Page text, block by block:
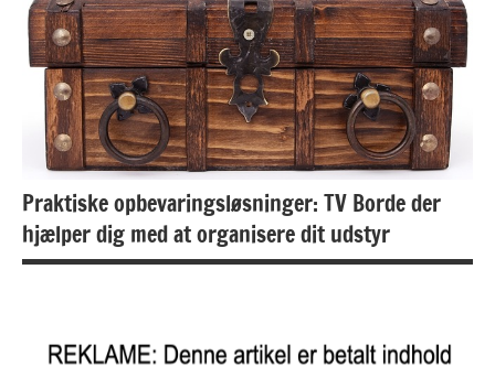
Praktiske opbevaringsløsninger: TV Borde der
hjælper dig med at organisere dit udstyr